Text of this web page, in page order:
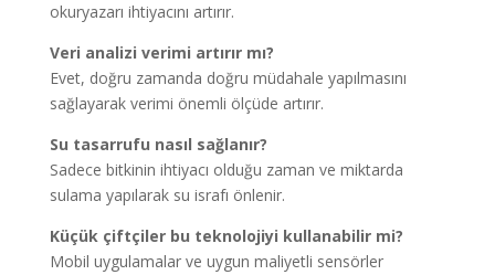
okuryazarı ihtiyacını artırır.
Veri analizi verimi artırır mı?
Evet, doğru zamanda doğru müdahale yapılmasını
sağlayarak verimi önemli ölçüde artırır.
Su tasarrufu nasıl sağlanır?
Sadece bitkinin ihtiyacı olduğu zaman ve miktarda
sulama yapılarak su israfı önlenir.
Küçük çiftçiler bu teknolojiyi kullanabilir mi?
Mobil uygulamalar ve uygun maliyetli sensörler